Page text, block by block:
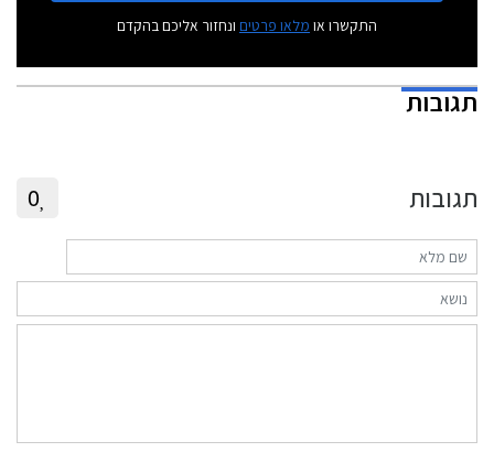
התקשרו או מלאו פרטים ונחזור אליכם בהקדם
תגובות
תגובות 0